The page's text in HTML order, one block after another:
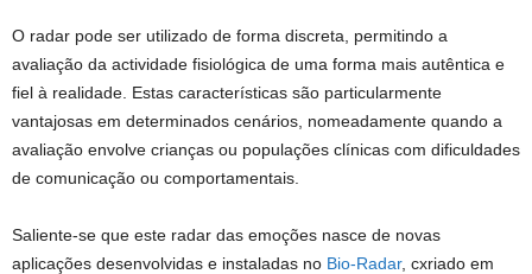
O radar pode ser utilizado de forma discreta, permitindo a
avaliação da actividade fisiológica de uma forma mais autêntica e
fiel à realidade. Estas características são particularmente
vantajosas em determinados cenários, nomeadamente quando a
avaliação envolve crianças ou populações clínicas com dificuldades
de comunicação ou comportamentais.
Saliente-se que este radar das emoções nasce de novas
aplicações desenvolvidas e instaladas no Bio-Radar, cxriado em